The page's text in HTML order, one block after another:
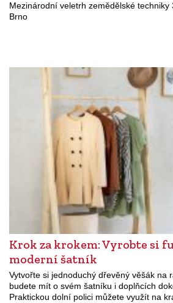
Mezinárodní veletrh zemědělské techniky
Brno
Krok za krokem: Vyrobte si
moderní šatník
Vytvořte si jednoduchý dřevěný věšák na
budete mít o svém šatníku i doplňcích
Praktickou dolní polici můžete využít na